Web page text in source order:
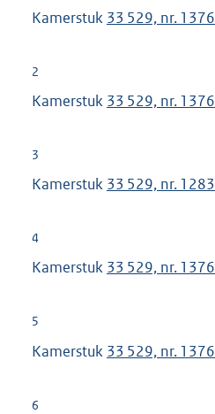
Kamerstuk 33 529, nr. 1376
2
Kamerstuk 33 529, nr. 1376
3
Kamerstuk 33 529, nr. 1283
4
Kamerstuk 33 529, nr. 1376
5
Kamerstuk 33 529, nr. 1376
6